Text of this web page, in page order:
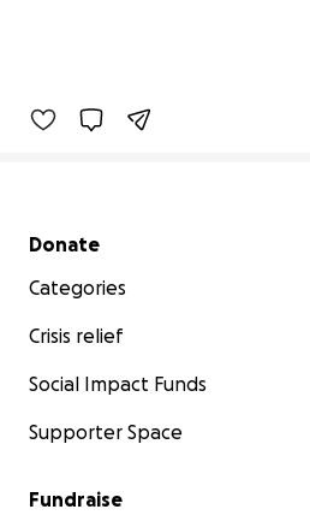
Secondary menu
Donate
Categories
Crisis relief
Social Impact Funds
Supporter Space
Fundraise